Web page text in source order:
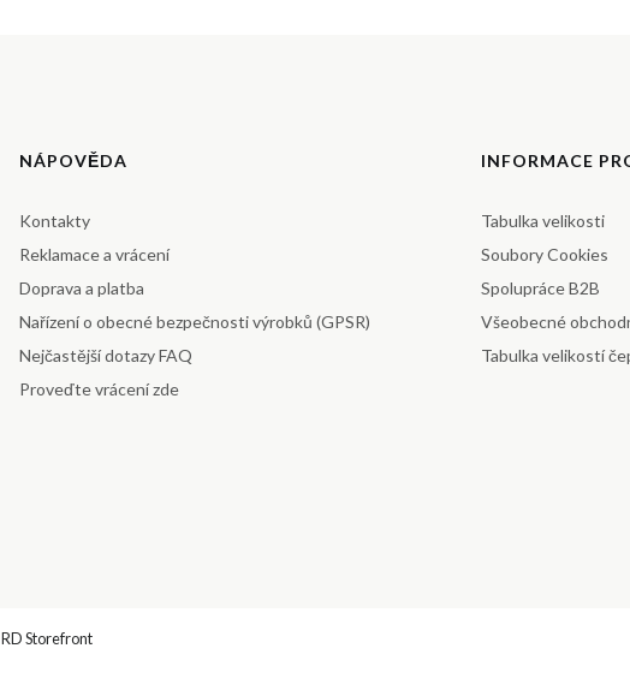
Menu v zápatí
NÁPOVĚDA
Kontakty
Reklamace a vrácení
Doprava a platba
Nařízení o obecné bezpečnosti výrobků (GPSR)
Nejčastější dotazy FAQ
Proveďte vrácení zde
INFORMACE
Tabulka velikosti
Soubory Cookies
Spolupráce B2B
Všeobecné
Tabulka velikostí
Storefront